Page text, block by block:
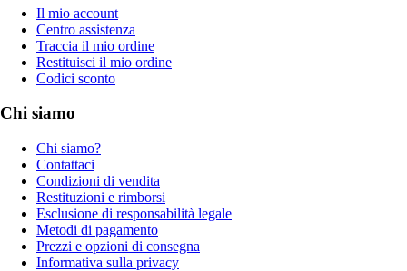
Il mio account
Centro assistenza
Traccia il mio ordine
Restituisci il mio ordine
Codici sconto
Chi siamo
Chi siamo?
Contattaci
Condizioni di vendita
Restituzioni e rimborsi
Esclusione di responsabilità legale
Metodi di pagamento
Prezzi e opzioni di consegna
Informativa sulla privacy